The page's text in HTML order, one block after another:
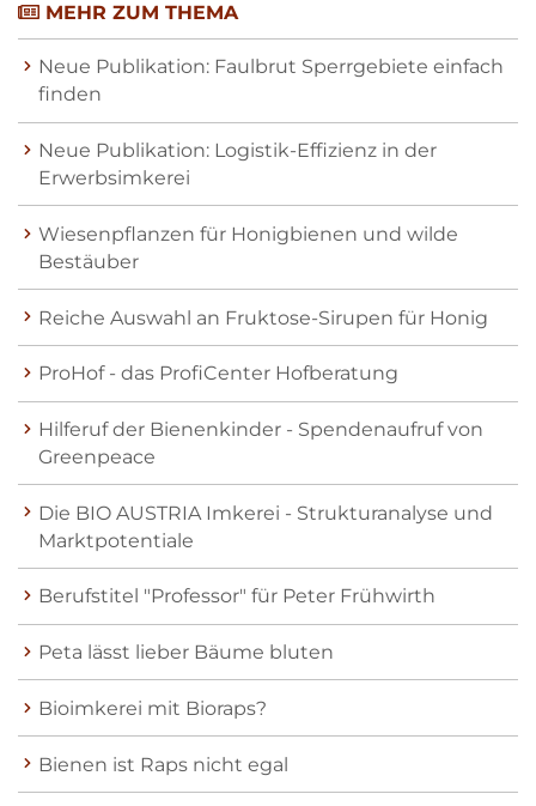
MEHR ZUM THEMA
Neue Publikation: Faulbrut Sperrgebiete einfach
finden
Neue Publikation: Logistik-Effizienz in der
Erwerbsimkerei
Wiesenpflanzen für Honigbienen und wilde
Bestäuber
Reiche Auswahl an Fruktose-Sirupen für Honig
ProHof - das ProfiCenter Hofberatung
Hilferuf der Bienenkinder - Spendenaufruf von
Greenpeace
Die BIO AUSTRIA Imkerei - Strukturanalyse und
Marktpotentiale
Berufstitel "Professor" für Peter Frühwirth
Peta lässt lieber Bäume bluten
Bioimkerei mit Bioraps?
Bienen ist Raps nicht egal